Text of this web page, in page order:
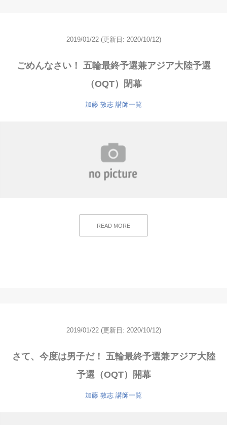
2019/01/22 (更新日: 2020/10/12)
ごめんなさい！ 五輪最終予選兼アジア大陸予選
（OQT）閉幕
加藤 敦志 講師一覧
READ MORE
2019/01/22 (更新日: 2020/10/12)
さて、今度は男子だ！ 五輪最終予選兼アジア大陸
予選（OQT）開幕
加藤 敦志 講師一覧